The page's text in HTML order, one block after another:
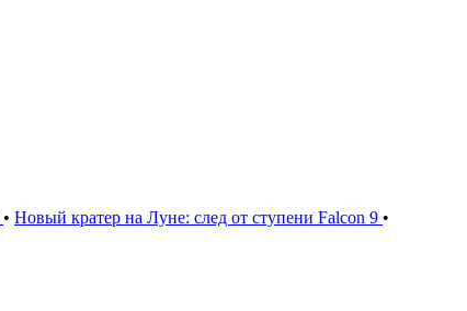
• Новый кратер на Луне: след от ступени Falcon 9 •